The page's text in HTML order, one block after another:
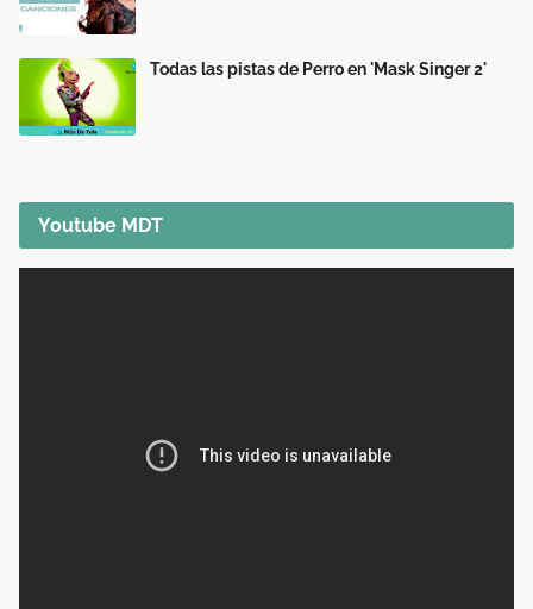
Todas las pistas de Perro en 'Mask Singer 2'
Youtube MDT